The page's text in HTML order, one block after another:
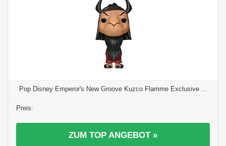
Pop Disney Emperor's New Groove Kuzco Flamme Exclusive ...
ZUM TOP ANGEBOT »